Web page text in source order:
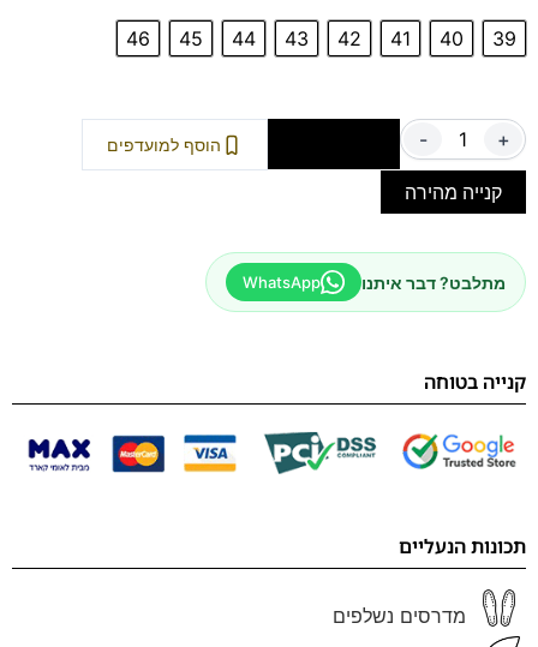
39
40
41
42
43
44
45
46
- + הוסף למועדפים
קנייה מהירה
מתלבט? דבר איתנו WhatsApp
קנייה בטוחה
תכונות הנעליים
מדרסים נשלפים